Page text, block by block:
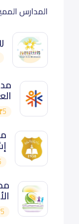
المدارس
5
5